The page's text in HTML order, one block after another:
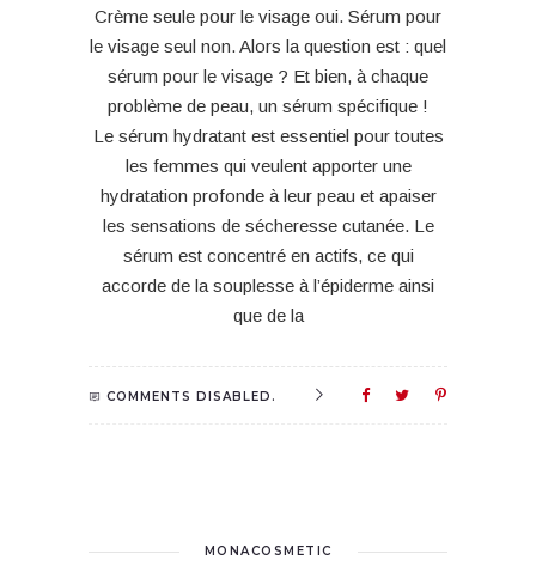
Crème seule pour le visage oui. Sérum pour
le visage seul non. Alors la question est : quel
sérum pour le visage ? Et bien, à chaque
problème de peau, un sérum spécifique !
Le sérum hydratant est essentiel pour toutes
les femmes qui veulent apporter une
hydratation profonde à leur peau et apaiser
les sensations de sécheresse cutanée. Le
sérum est concentré en actifs, ce qui
accorde de la souplesse à l’épiderme ainsi
que de la
COMMENTS DISABLED.
MONACOSMETIC